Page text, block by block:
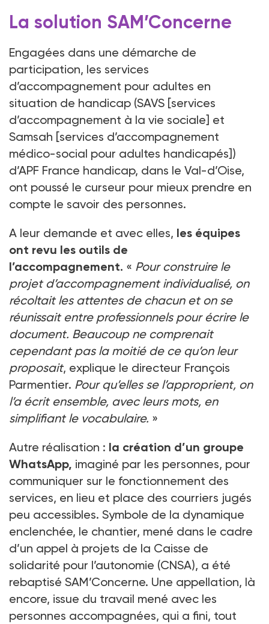
La solution SAM’Concerne
Engagées dans une démarche de
participation, les services
d’accompagnement pour adultes en
situation de handicap (SAVS [services
d’accompagnement à la vie sociale] et
Samsah [services d’accompagnement
médico-social pour adultes handicapés])
d’APF France handicap, dans le Val-d’Oise,
ont poussé le curseur pour mieux prendre en
compte le savoir des personnes.
A leur demande et avec elles, les équipes
ont revu les outils de
l’accompagnement. « Pour construire le
projet d’accompagnement individualisé, on
récoltait les attentes de chacun et on se
réunissait entre professionnels pour écrire le
document. Beaucoup ne comprenait
cependant pas la moitié de ce qu’on leur
proposait, explique le directeur François
Parmentier. Pour qu’elles se l’approprient, on
l’a écrit ensemble, avec leurs mots, en
simplifiant le vocabulaire. »
Autre réalisation : la création d’un groupe
WhatsApp, imaginé par les personnes, pour
communiquer sur le fonctionnement des
services, en lieu et place des courriers jugés
peu accessibles. Symbole de la dynamique
enclenchée, le chantier, mené dans le cadre
d’un appel à projets de la Caisse de
solidarité pour l’autonomie (CNSA), a été
rebaptisé SAM’Concerne. Une appellation, là
encore, issue du travail mené avec les
personnes accompagnées, qui a fini, tout